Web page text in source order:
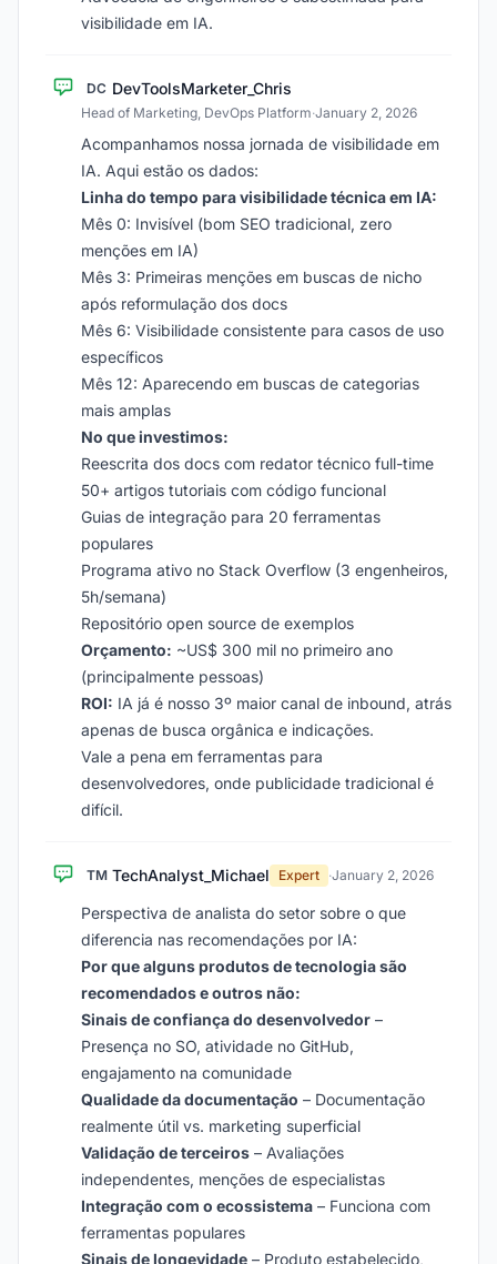
visibilidade em IA.
DC DevToolsMarketer_Chris
Head of Marketing, DevOps Platform·January 2, 2026
Acompanhamos nossa jornada de visibilidade em
IA. Aqui estão os dados:
Linha do tempo para visibilidade técnica em IA:
Mês 0: Invisível (bom SEO tradicional, zero
menções em IA)
Mês 3: Primeiras menções em buscas de nicho
após reformulação dos docs
Mês 6: Visibilidade consistente para casos de uso
específicos
Mês 12: Aparecendo em buscas de categorias
mais amplas
No que investimos:
Reescrita dos docs com redator técnico full-time
50+ artigos tutoriais com código funcional
Guias de integração para 20 ferramentas
populares
Programa ativo no Stack Overflow (3 engenheiros,
5h/semana)
Repositório open source de exemplos
Orçamento: ~US$ 300 mil no primeiro ano
(principalmente pessoas)
ROI: IA já é nosso 3º maior canal de inbound, atrás
apenas de busca orgânica e indicações.
Vale a pena em ferramentas para
desenvolvedores, onde publicidade tradicional é
difícil.
TM TechAnalyst_Michael Expert ·January 2, 2026
Perspectiva de analista do setor sobre o que
diferencia nas recomendações por IA:
Por que alguns produtos de tecnologia são
recomendados e outros não:
Sinais de confiança do desenvolvedor –
Presença no SO, atividade no GitHub,
engajamento na comunidade
Qualidade da documentação – Documentação
realmente útil vs. marketing superficial
Validação de terceiros – Avaliações
independentes, menções de especialistas
Integração com o ecossistema – Funciona com
ferramentas populares
Sinais de longevidade – Produto estabelecido,